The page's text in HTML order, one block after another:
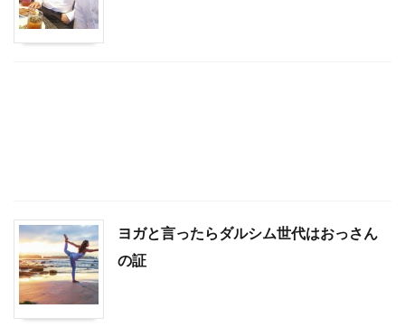
ヨガと言ったらダルシム世代はおっさん
の証